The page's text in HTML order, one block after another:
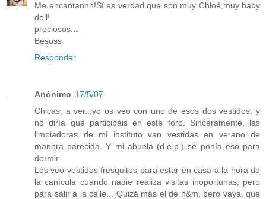
Me encantannn!Sí es verdad que son muy Chloé,muy baby
doll!
preciosos...
Besoss
Responder
Anónimo 17/5/07
Chicas, a ver...yo os veo con uno de esos dos vestidos, y
no diría que participáis en este foro. Sinceramente, las
limpiadoras de mi instituto van vestidas en verano de
manera parecida. Y mi abuela (d.e.p.) se ponía eso para
dormir.
Los veo vestidos fresquitos para estar en casa a la hora de
la canícula cuando nadie realiza visitas inoportunas, pero
para salir a la calle... Quizá más el de h&m, pero vaya, que